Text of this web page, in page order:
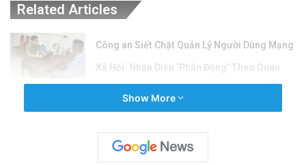
Related Articles
Công an Siết Chặt Quản Lý Người Dùng Mạng
Xã Hội: Nhận Diện ‘Phản Động’ Theo Quan
Cán bộ Việt Nam bị tố cáo tấn công tình dục
hai nữ phục vụ tại New Zealand trước chuyến
Show More